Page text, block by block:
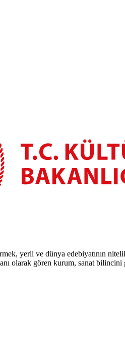
yerli ve dünya edebiyatının
olarak gören kurum, sanat bilincini